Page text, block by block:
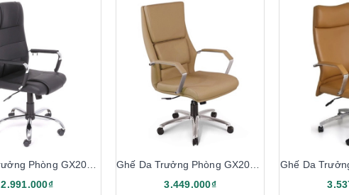
2.991.000₫
3.449.000₫
Ghế Da